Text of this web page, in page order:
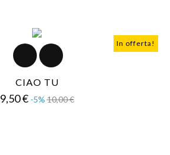
In offerta!
CIAO TU
9,50 € Prezzo
-5% 10,00 €Prezzo